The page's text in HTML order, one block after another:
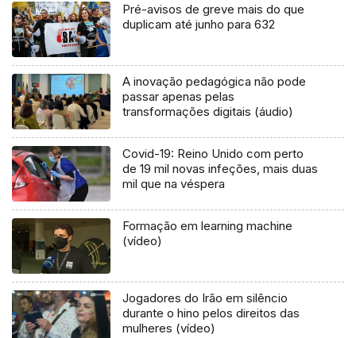
Pré-avisos de greve mais do que
duplicam até junho para 632
A inovação pedagógica não pode
passar apenas pelas
transformações digitais (áudio)
Covid-19: Reino Unido com perto
de 19 mil novas infeções, mais duas
mil que na véspera
Formação em learning machine
(vídeo)
Jogadores do Irão em silêncio
durante o hino pelos direitos das
mulheres (vídeo)